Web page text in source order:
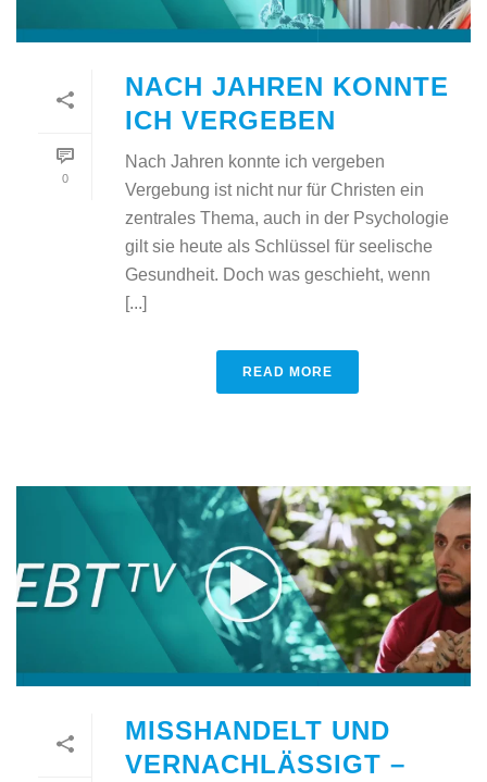
0
NACH JAHREN KONNTE
ICH VERGEBEN
Nach Jahren konnte ich vergeben
Vergebung ist nicht nur für Christen ein
zentrales Thema, auch in der Psychologie
gilt sie heute als Schlüssel für seelische
Gesundheit. Doch was geschieht, wenn
[...]
READ MORE
MISSHANDELT UND
VERNACHLÄSSIGT –